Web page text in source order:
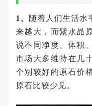
1、
随着人们生活水
来越大，而紫水晶
说不同净度、体积
市场大多维持在几
个别较好的原石价
原石比较少见。